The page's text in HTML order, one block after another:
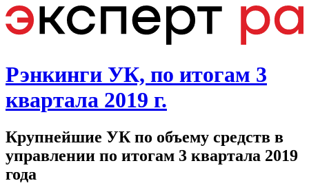
Рэнкинги УК, по итогам 3
квартала 2019 г.
Крупнейшие УК по объему средств в
управлении по итогам 3 квартала 2019
года